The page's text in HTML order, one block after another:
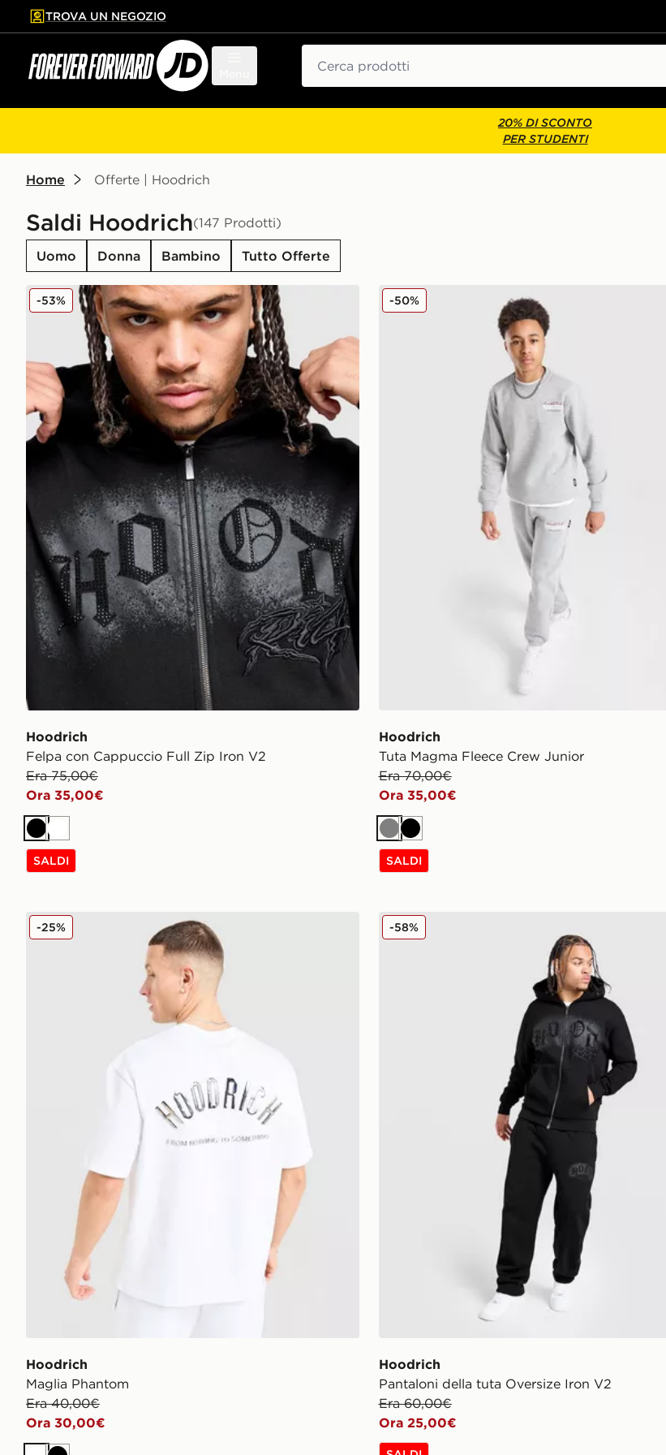
contenuto principale
a fondo pagina
TROVA UN NEGOZIO
20% DI SCONTO
PER STUDENTI
Home Offerte | Hoodrich
Saldi Hoodrich(147 Prodotti)
Uomo Donna Bambino Tutto Offerte
Hoodrich Felpa con Cappuccio Full Zip Iron V2
Hoodrich
Felpa con Cappuccio Full Zip Iron V2
Era 75,00€
Ora 35,00€
-53%
NeroBianco
SALDI
Hoodrich Tuta Magma Fleece Crew Junior
Hoodrich
Tuta Magma Fleece Crew Junior
Era 70,00€
Ora 35,00€
-50%
Grigio
Nero
SALDI
Hoodrich Maglia Phantom
Hoodrich
Maglia Phantom
Era 40,00€
Ora 30,00€
-25% Hoodrich Pantaloni della tuta Oversize Iron V2
Hoodrich
Pantaloni della tuta Oversize Iron V2
Era 60,00€
Ora 25,00€
-58%